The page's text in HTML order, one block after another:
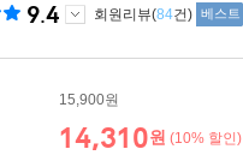
9.4 회원리뷰(84건) 베스트
15,900원
14,310원 (10% 할인)